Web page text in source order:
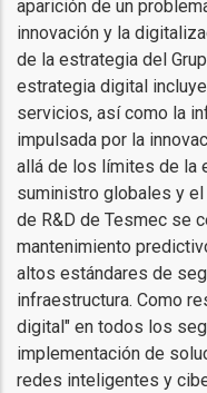
aparición de un
innovación y la
de la estrategia del
estrategia digital
servicios, así como la
impulsada por la
allá de los límites de la
suministro globales y
de R&D de Tesmec se
mantenimiento
altos estándares de
infraestructura. Como
digital" en todos los
implementación de
redes inteligentes y